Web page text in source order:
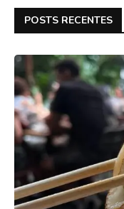
POSTS RECENTES